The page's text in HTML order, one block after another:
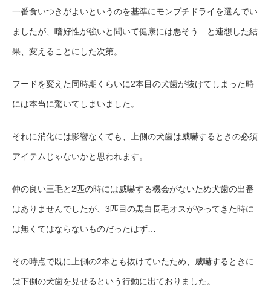
一番食いつきがよいというのを基準にモンプチドライを選んでい
ましたが、嗜好性が強いと聞いて健康には悪そう…と連想した結
果、変えることにした次第。
フードを変えた同時期くらいに2本目の犬歯が抜けてしまった時
には本当に驚いてしまいました。
それに消化には影響なくても、上側の犬歯は威嚇するときの必須
アイテムじゃないかと思われます。
仲の良い三毛と2匹の時には威嚇する機会がないため犬歯の出番
はありませんでしたが、3匹目の黒白長毛オスがやってきた時に
は無くてはならないものだったはず…
その時点で既に上側の2本とも抜けていたため、威嚇するときに
は下側の犬歯を見せるという行動に出ておりました。